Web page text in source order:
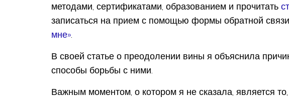
методами, сертификатами, образованием и прочитать
записаться на прием с помощью формы обратной
мне».
В своей статье о преодолении вины я объяснила
способы борьбы с ними.
Важным моментом, о котором я не сказала, является